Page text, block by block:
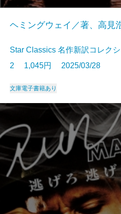
ヘミングウェイ／著、高見
Star Classics 名作新訳コレク
2 1,045円 2025/03/28
文庫電子書籍あり